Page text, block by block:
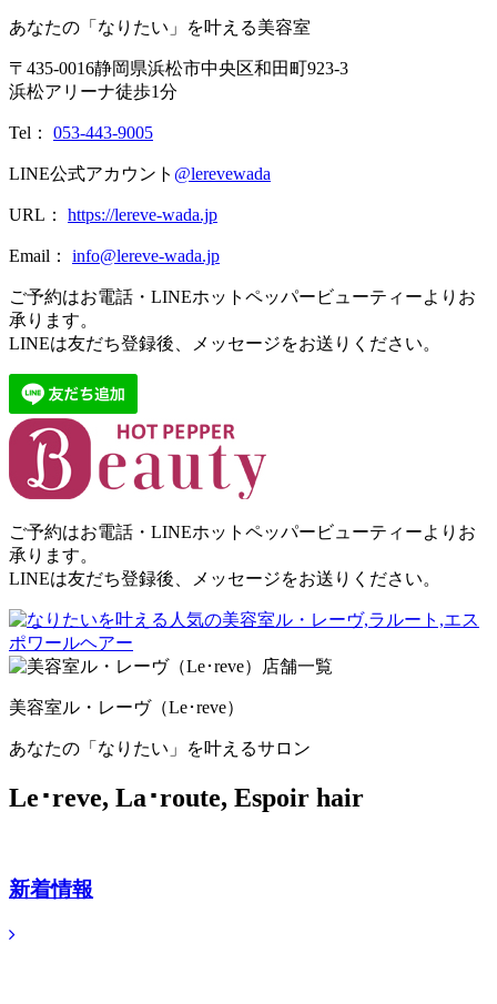
あなたの「なりたい」を叶える美容室
〒 435-0016静岡県浜松市中央区和田町923-3
浜松アリーナ徒歩1分
Tel： 053-443-9005
LINE公式アカウント @lerevewada
URL： https://lereve-wada.jp
Email： info@lereve-wada.jp
ご予約はお電話・LINEホットペッパービューティーよりお
承ります。
LINEは友だち登録後、メッセージをお送りください。
ご予約はお電話・LINEホットペッパービューティーよりお
承ります。
LINEは友だち登録後、メッセージをお送りください。
美容室ル・レーヴ（Le･reve）
あなたの「なりたい」を叶えるサロン
Le･reve, La･route, Espoir hair
新着情報